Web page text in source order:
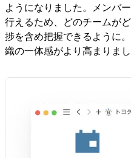
ようになりました。メンバ
行えるため、どのチームが
捗を含め把握できるように
織の一体感がより高まりまし